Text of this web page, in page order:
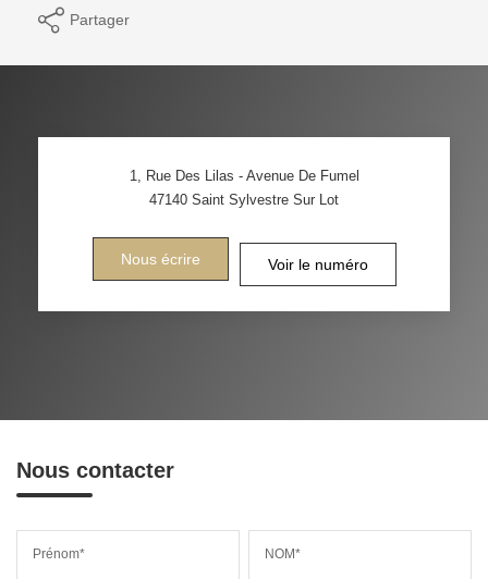
Partager
1, Rue Des Lilas - Avenue De Fumel
47140 Saint Sylvestre Sur Lot
Nous écrire Voir le numéro
Nous contacter
Prénom* NOM*